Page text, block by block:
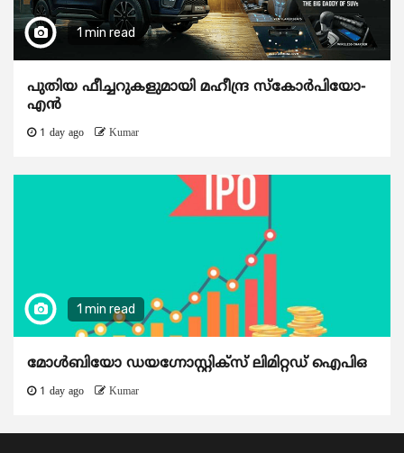
1 min read
പുതിയ ഫീച്ചറുകളുമായി മഹീന്ദ്ര സ്കോർപിയോ-
എൻ
1 day ago Kumar
1 min read
മോൾബിയോ ഡയഗ്നോസ്റ്റിക്സ് ലിമിറ്റഡ് ഐപിഒ
1 day ago Kumar